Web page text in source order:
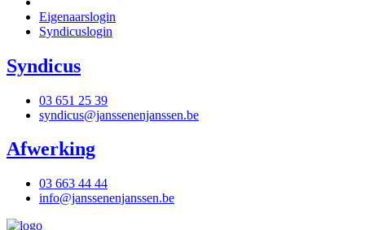
Eigenaarslogin
Syndicuslogin
Syndicus
03 651 25 39
syndicus@janssenenjanssen.be
Afwerking
03 663 44 44
info@janssenenjanssen.be